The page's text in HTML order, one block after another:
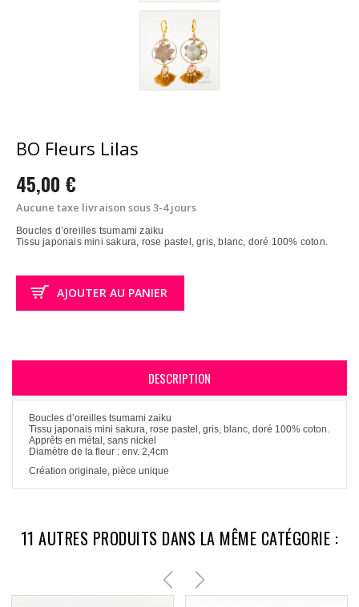
BO Fleurs Lilas
45,00 €
Aucune taxe livraison sous 3-4 jours
Boucles d’oreilles tsumami zaiku
Tissu japonais mini sakura, rose pastel, gris, blanc, doré 100% coton.
AJOUTER AU PANIER
DESCRIPTION
Boucles d’oreilles tsumami zaiku
Tissu japonais mini sakura, rose pastel, gris, blanc, doré 100% coton.
Apprêts en métal, sans nickel
Diamètre de la fleur : env. 2,4cm
Création originale, pièce unique
11 AUTRES PRODUITS DANS LA MÊME CATÉGORIE :